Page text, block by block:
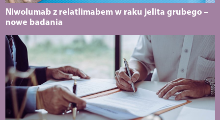
Niwolumab z relatlimabem w raku jelita grubego –
nowe badania